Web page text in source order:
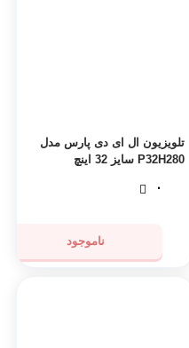
تلویزیون ال ای دی پارس مدل
P32H280 سایز 32 اینچ
۰
ناموجود